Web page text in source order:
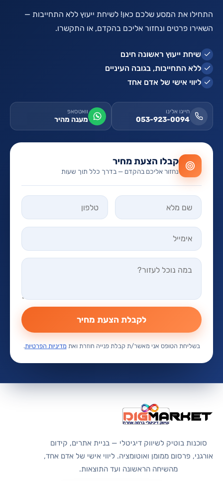
התחילו את המסע שלכם כאן! לשיחת ייעוץ ללא התחייבות —
השאירו פרטים ונחזור אליכם בהקדם, או התקשרו.
שיחת ייעוץ ראשונה חינם
ללא התחייבות, בגובה העיניים
ליווי אישי של אדם אחד
חייגו אלינו
053-923-0094
וואטסאפ
מענה מהיר
קבלו הצעת מחיר
נחזור אליכם בהקדם — בדרך כלל תוך שעות
לקבלת הצעת מחיר
בשליחת הטופס אני מאשר/ת קבלת פנייה חוזרת ואת מדיניות הפרטיות.
אל תמלאו שדה זה
סוכנות בוטיק לשיווק דיגיטלי — בניית אתרים, קידום
אורגני, פרסום ממומן ואוטומציה. ליווי אישי של אדם אחד,
מהשיחה הראשונה ועד התוצאות.